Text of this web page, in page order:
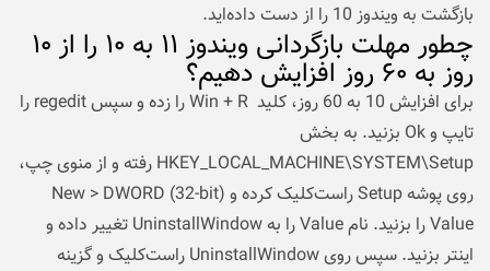
بازگشت به ویندوز 10 را از دست داده‌اید.
چطور مهلت بازگردانی ویندوز ۱۱ به ۱۰ را از ۱۰
روز به ۶۰ روز افزایش دهیم؟
برای افزایش 10 به 60 روز، کلید Win + R را زده و سپس regedit را
تایپ و Ok بزنید. به بخش
HKEY_LOCAL_MACHINE\SYSTEM\Setup رفته و از منوی چپ،
روی پوشه Setup راست‌کلیک کرده و New > DWORD (32-bit)
Value را بزنید. نام Value را به UninstallWindow تغییر داده و
اینتر بزنید. سپس روی UninstallWindow راست‌کلیک و گزینه